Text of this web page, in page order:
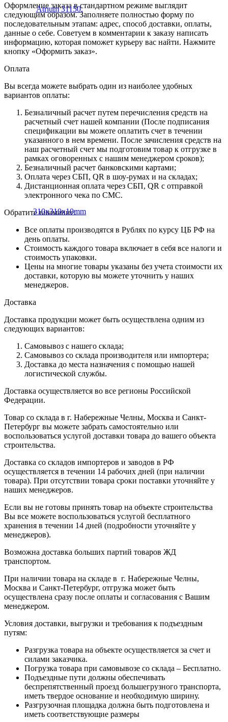
Оформление заказа в стандартном режиме выглядит
следующим образом. Заполняете полностью форму по
последовательным этапам: адрес, способ доставки, оплаты,
данные о себе. Советуем в комментарии к заказу написать
информацию, которая поможет курьеру вас найти. Нажмите
кнопку «Оформить заказ».
Оплата
Вы всегда можете выбрать один из наиболее удобных
вариантов оплаты:
Безналичный расчет путем перечисления средств на
расчетный счет нашей компании (После подписания
спецификации вы можете оплатить счет в течении
указанного в нем времени. После зачисления средств на
наш расчетный счет мы подготовим товар к отгрузке в
рамках оговоренных с нашим менеджером сроков);
Безналичный расчет банковскими картами;
Оплата через СБП, QR в шоу-румах и на складах;
Дистанционная оплата через СБП, QR с отправкой
электронного чека по СМС.
Обратите внимание:
Все оплаты производятся в Рублях по курсу ЦБ РФ на
день оплаты.
Стоимость каждого товара включает в себя все налоги и
стоимость упаковки.
Цены на многие товары указаны без учета стоимости их
доставки, которую вы можете уточнить у наших
менеджеров.
Доставка
Доставка продукции может быть осуществлена одним из
следующих вариантов:
Самовывоз с нашего склада;
Самовывоз со склада производителя или импортера;
Доставка до места назначения с помощью нашей
логистической службы.
Доставка осуществляется во все регионы Российской
Федерации.
Товар со склада в г. Набережные Челны, Москва и Санкт-
Петербург вы можете забрать самостоятельно или
воспользоваться услугой доставки товара до вашего объекта
строительства.
Доставка со складов импортеров и заводов в РФ
осуществляется в течении 14 рабочих дней (при наличии
товара). При отсутствии товара сроки поставки уточняйте у
наших менеджеров.
Если вы не готовы принять товар на объекте строительства
Вы все можете воспользоваться услугой бесплатного
хранения в течении 14 дней (подробности уточняйте у
менеджеров).
Возможна доставка больших партий товаров ЖД
транспортом.
При наличии товара на складе в г. Набережные Челны,
Москва и Санкт-Петербург, отгрузка может быть
осуществлена сразу после оплаты и согласования с Вашим
менеджером.
Условия доставки, выгрузки и требования к подъездным
путям:
Разгрузка товара на объекте осуществляется за счет и
силами заказчика.
Погрузка товара при самовывозе со склада – Бесплатно.
Подъездные пути должны обеспечивать
беспрепятственный проезд большегрузного транспорта,
иметь твердое основание и необходимую ширину.
Разгрузочная площадка должна быть подготовлена и
иметь соответствующие размеры